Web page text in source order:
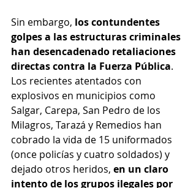
Sin embargo, los contundentes
golpes a las estructuras criminales
han desencadenado retaliaciones
directas contra la Fuerza Pública.
Los recientes atentados con
explosivos en municipios como
Salgar, Carepa, San Pedro de los
Milagros, Tarazá y Remedios han
cobrado la vida de 15 uniformados
(once policías y cuatro soldados) y
dejado otros heridos, en un claro
intento de los grupos ilegales por